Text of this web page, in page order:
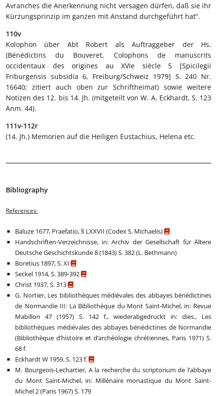
Avranches die Anerkennung nicht versagen dürfen, daß sie ihr
Kürzungsprinzip im ganzen mit Anstand durchgeführt hat“.
110v
Kolophon über Abt Robert als Auftraggeber der Hs.
(Bénédictins du Bouveret, Colophons de manuscrits
occidentaux des origines au XVIe siècle 5 [Spicilegii
Friburgensis subsidia 6, Freiburg/Schweiz 1979] S. 240 Nr.
16640; zitiert auch oben zur Schriftheimat) sowie weitere
Notizen des 12. bis 14. Jh. (mitgeteilt von W. A. Eckhardt, S. 123
Anm. 44).
111v-112r
(14. Jh.) Memorien auf die Heiligen Eustachius, Helena etc.
Bibliography
References:
Baluze 1677, Praefatio, § LXXVII (Codex S. Michaelis)
Handschriften-Verzeichnisse, in: Archiv der Gesellschaft für Ältere
Deutsche Geschichtskunde 8 (1843) S. 382 (L. Bethmann)
Boretius 1897, S. XI
Seckel 1914, S. 389-392
Christ 1937, S. 313
G. Nortier, Les bibliothèques médiévales des abbayes bénédictines
de Normandie III: La Bibliothèque du Mont Saint-Michel, in: Revue
Mabillon 47 (1957) S. 142 f., wiederabgedruckt in: dies., Les
bibliothèques médiévales des abbayes bénédictines de Normandie
(Bibliothèque d’histoire et d’archéologie chrétiennes, Paris 1971) S.
68 f.
Eckhardt W 1959, S. 123 f.
M. Bourgeois-Lechartier, A la recherche du scriptorium de l’abbaye
du Mont Saint-Michel, in: Millénaire monastique du Mont Saint-
Michel 2 (Paris 1967) S. 179